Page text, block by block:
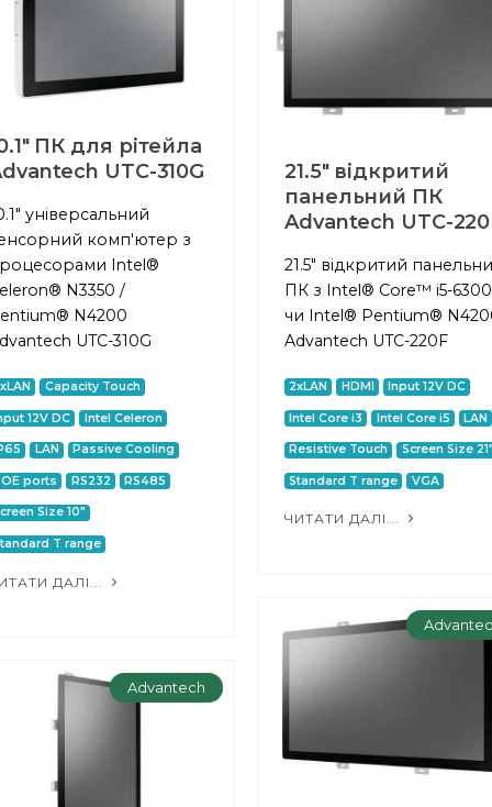
ПК для рітейла
UTC-310G
універсальний
комп'ютер з
Intel®
N3350 /
N4200
UTC-310G
Capacity Touch
12V DC Intel Celeron
LAN Passive Cooling
ports RS232 RS485
Size 10"
T range
ДАЛІ...
21.5" відкритий
панельний ПК
Advantech UTC-
21.5" відкритий
ПК з Intel® Core™ i5-
чи Intel® Pentium®
Advantech UTC-220F
2xLAN HDMI Input 12V DC
Intel Core i3 Intel Core i5 LAN
Resistive Touch Screen Size
Standard T range VGA
ЧИТАТИ ДАЛІ...
Advantech